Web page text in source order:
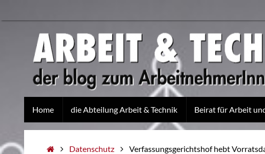
Home die Abteilung Arbeit & Technik Beirat für Arbeit
Datenschutz Verfassungsgerichtshof hebt